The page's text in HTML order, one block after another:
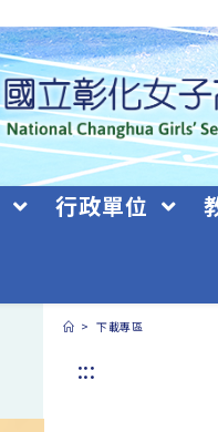
行政單位
> 下載專區
:::